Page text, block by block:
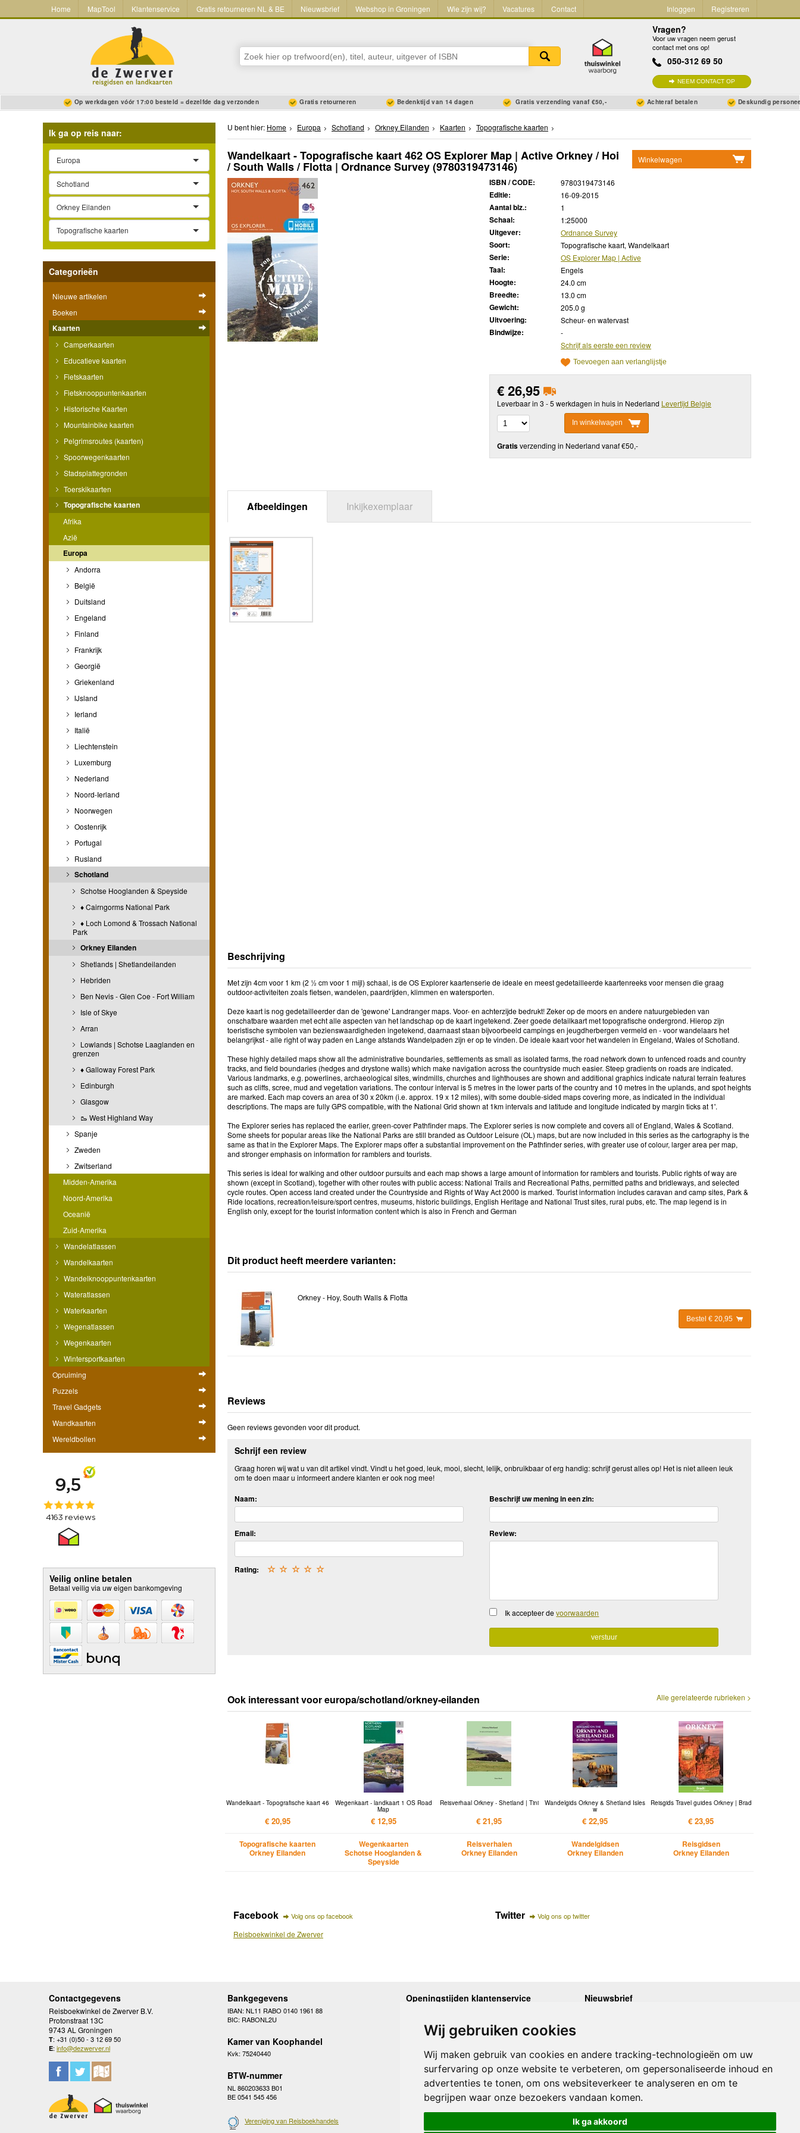
Wij gebruiken cookies
Wij maken gebruik van cookies en andere tracking-technologieën om uw
surfervaring op onze website te verbeteren, om gepersonaliseerde inhoud en
advertenties te tonen, om ons websiteverkeer te analyseren en om te
begrijpen waar onze bezoekers vandaan komen.
Ik ga akkoord
Home MapTool Klantenservice Gratis retourneren NL & BE Nieuwsbrief Webshop in Groningen Wie zijn wij? Vacatures Contact Inloggen Registreren
Vragen?
Voor uw vragen neem gerust
contact met ons op!
050-312 69 50
NEEM CONTACT OP
Op werkdagen vóór 17:00 besteld = dezelfde dag verzonden Gratis retourneren Bedenktijd van 14 dagen Gratis verzending vanaf €50,- Achteraf betalen Deskundig
Ik ga op reis naar:
Europa
Schotland
Orkney Eilanden
Topografische kaarten
Categorieën
Nieuwe artikelen
Boeken
Kaarten
Camperkaarten
Educatieve kaarten
Fietskaarten
Fietsknooppuntenkaarten
Historische Kaarten
Mountainbike kaarten
Pelgrimsroutes (kaarten)
Spoorwegenkaarten
Stadsplattegronden
Toerskikaarten
Topografische kaarten
Afrika
Azië
Europa
Andorra
België
Duitsland
Engeland
Finland
Frankrijk
Georgië
Griekenland
IJsland
Ierland
Italië
Liechtenstein
Luxemburg
Nederland
Noord-Ierland
Noorwegen
Oostenrijk
Portugal
Rusland
Schotland
Schotse Hooglanden & Speyside
♦ Cairngorms National Park
♦ Loch Lomond & Trossach National
Park
Orkney Eilanden
Shetlands | Shetlandeilanden
Hebriden
Ben Nevis - Glen Coe - Fort William
Isle of Skye
Arran
Lowlands | Schotse Laaglanden en
grenzen
♦ Galloway Forest Park
Edinburgh
Glasgow
🥾 West Highland Way
Spanje
Zweden
Zwitserland
Midden-Amerika
Noord-Amerika
Oceanië
Zuid-Amerika
Wandelatlassen
Wandelkaarten
Wandelknooppuntenkaarten
Wateratlassen
Waterkaarten
Wegenatlassen
Wegenkaarten
Wintersportkaarten
Opruiming
Puzzels
Travel Gadgets
Wandkaarten
Wereldbollen
Veilig online betalen
Betaal veilig via uw eigen bankomgeving
U bent hier: Home Europa Schotland Orkney Eilanden Kaarten Topografische kaarten
Winkelwagen
Wandelkaart - Topografische kaart 462 OS Explorer Map | Active Orkney / Hoi
/ South Walls / Flotta | Ordnance Survey(9780319473146)
ISBN / CODE: 9780319473146
Editie: 16-09-2015
Aantal blz.: 1
Schaal: 1:25000
Uitgever: Ordnance Survey
Soort: Topografische kaart, Wandelkaart
Serie: OS Explorer Map | Active
Taal: Engels
Hoogte: 24.0 cm
Breedte: 13.0 cm
Gewicht: 205.0 g
Uitvoering: Scheur- en watervast
Bindwijze:
-
Schrijf als eerste een review
Toevoegen aan verlanglijstje
€26,95
Leverbaar in 3 - 5 werkdagen in huis in Nederland Levertijd Belgie
In winkelwagen
Gratisverzending in Nederland vanaf €50,-
Afbeeldingen Inkijkexemplaar
Beschrijving
Met zijn 4cm voor 1 km (2 ½ cm voor 1 mijl) schaal, is de OS Explorer kaartenserie de ideale en meest gedetailleerde kaartenreeks voor mensen die graag
outdoor-activiteiten zoals fietsen, wandelen, paardrijden, klimmen en watersporten.
Deze kaart is nog gedetailleerder dan de 'gewone' Landranger maps. Voor- en achterzijde bedrukt! Zeker op de moors en andere natuurgebieden van
onschatbare waarden met echt alle aspecten van het landschap op de kaart ingetekend. Zeer goede detailkaart met topografische ondergrond. Hierop zijn
toeristische symbolen van bezienswaardigheden ingetekend, daarnaast staan bijvoorbeeld campings en jeugdherbergen vermeld en - voor wandelaars het
belangrijkst - alle right of way paden en Lange afstands Wandelpaden zijn er op te vinden. De ideale kaart voor het wandelen in Engeland, Wales of Schotland.
These highly detailed maps show all the administrative boundaries, settlements as small as isolated farms, the road network down to unfenced roads and country
tracks, and field boundaries (hedges and drystone walls) which make navigation across the countryside much easier. Steep gradients on roads are indicated.
Various landmarks, e.g. powerlines, archaeological sites, windmills, churches and lighthouses are shown and additional graphics indicate natural terrain features
such as cliffs, scree, mud and vegetation variations. The contour interval is 5 metres in the lower parts of the country and 10 metres in the uplands, and spot heights
are marked. Each map covers an area of 30 x 20km (i.e. approx. 19 x 12 miles), with some double-sided maps covering more, as indicated in the individual
descriptions. The maps are fully GPS compatible, with the National Grid shown at 1km intervals and latitude and longitude indicated by margin ticks at 1'.
The Explorer series has replaced the earlier, green-cover Pathfinder maps. The Explorer series is now complete and covers all of England, Wales & Scotland.
Some sheets for popular areas like the National Parks are still branded as Outdoor Leisure (OL) maps, but are now included in this series as the cartography is the
same as that in the Explorer Maps. The Explorer maps offer a substantial improvement on the Pathfinder series, with greater use of colour, larger area per map,
and stronger emphasis on information for ramblers and tourists.
This series is ideal for walking and other outdoor pursuits and each map shows a large amount of information for ramblers and tourists. Public rights of way are
shown (except in Scotland), together with other routes with public access: National Trails and Recreational Paths, permitted paths and bridleways, and selected
cycle routes. Open access land created under the Countryside and Rights of Way Act 2000 is marked. Tourist information includes caravan and camp sites, Park &
Ride locations, recreation/leisure/sport centres, museums, historic buildings, English Heritage and National Trust sites, rural pubs, etc. The map legend is in
English only, except for the tourist information content which is also in French and German
Dit product heeft meerdere varianten:
Orkney - Hoy, South Walls & Flotta
Bestel € 20,95
Reviews
Geen reviews gevonden voor dit product.
Schrijf een review
Graag horen wij wat u van dit artikel vindt. Vindt u het goed, leuk, mooi, slecht, lelijk, onbruikbaar of erg handig: schrijf gerust alles op! Het is niet alleen leuk
om te doen maar u informeert andere klanten er ook nog mee!
Naam:
Email:
Rating: ☆
☆
☆
☆
☆
Beschrijf uw mening in een zin:
Review:
Ik accepteer devoorwaarden
Alle gerelateerde rubrieken >
Ook interessant voor europa/schotland/orkney-eilanden
Wandelkaart - Topografische kaart 46
€ 20,95
Topografische kaarten
Orkney Eilanden
Wegenkaart - landkaart 1 OS Road
Map
€ 12,95
Wegenkaarten
Schotse Hooglanden &
Speyside
Reisverhaal Orkney - Shetland | Tini
€ 21,95
Reisverhalen
Orkney Eilanden
Wandelgids Orkney & Shetland Isles
w
€ 22,95
Wandelgidsen
Orkney Eilanden
Reisgids Travel guides Orkney | Brad
€ 23,95
Reisgidsen
Orkney Eilanden
Facebook Volg ons op facebook
Reisboekwinkel de Zwerver
Twitter Volg ons op twitter
Contactgegevens
Reisboekwinkel de Zwerver B.V.
Protonstraat 13C
9743 AL Groningen
T: +31 (0)50 - 3 12 69 50
E: info@dezwerver.nl
Bankgegevens
IBAN: NL11 RABO 0140 1961 88
BIC: RABONL2U
Kamer van Koophandel
Kvk: 75240440
BTW-nummer
NL 860203633 B01
BE 0541 545 456
Vereniging van Reisboekhandels
Openingstijden klantenservice
Woensdag
10.00 - 12.30 en 13.30 - 17.00
Donderdag
Vrijdag
10.00 - 12.30 en 13.30 - 17.00
Zaterdag
gesloten
Zondag
gesloten
Nieuwsbrief
Onze laatste Nieuwsbrief
Inschrijven